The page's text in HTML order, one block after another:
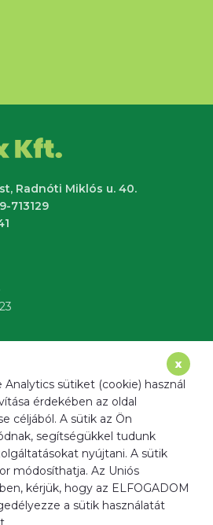
x
Analytics sütiket (cookie) használ
érdekében az oldal
céljából. A sütik az Ön
segítségükkel tudunk
nyújtani. A sütik
módosíthatja. Az Uniós
kérjük, hogy az ELFOGADOM
a sütik használatát
Radnóti Miklós u. 40.
713129
Budapest, Radnóti Miklós u. 40.
info@ﬁltermax.hu
+36 20 520 0967
www.ﬁltermax.hu